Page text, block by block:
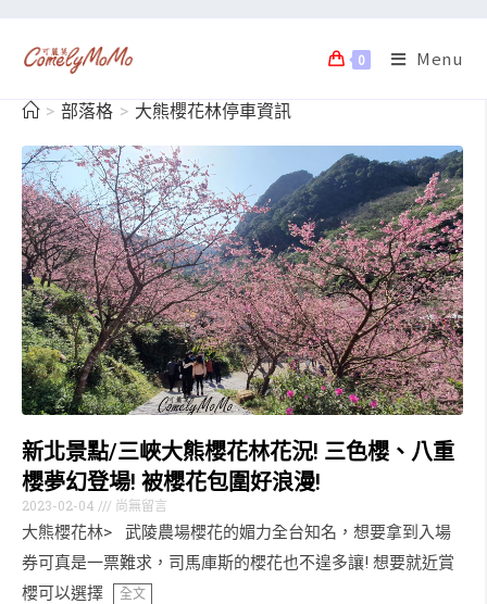
0 Menu
> 部落格 > 大熊櫻花林停車資訊
新北景點/三峽大熊櫻花林花況! 三色櫻、八重
櫻夢幻登場! 被櫻花包圍好浪漫!
2023-02-04 尚無留言
大熊櫻花林> 武陵農場櫻花的媚力全台知名，想要拿到入場
券可真是一票難求，司馬庫斯的櫻花也不遑多讓! 想要就近賞
櫻可以選擇
全文